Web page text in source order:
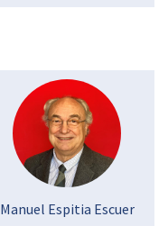
Manuel Espitia Escuer